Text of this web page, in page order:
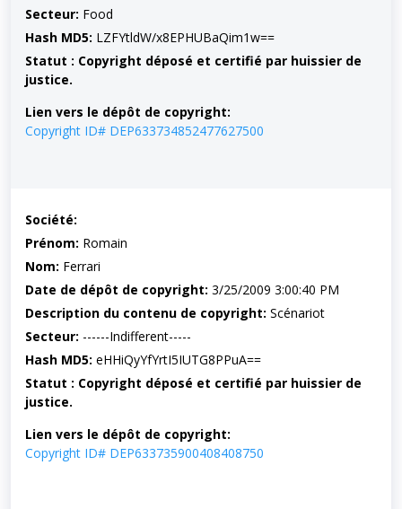
Secteur: Food
Hash MD5: LZFYtldW/x8EPHUBaQim1w==
Statut : Copyright déposé et certifié par huissier de
justice.
Lien vers le dépôt de copyright:
Copyright ID# DEP633734852477627500
Société:
Prénom: Romain
Nom: Ferrari
Date de dépôt de copyright: 3/25/2009 3:00:40 PM
Description du contenu de copyright: Scénariot
Secteur: ------Indifferent-----
Hash MD5: eHHiQyYfYrtI5IUTG8PPuA==
Statut : Copyright déposé et certifié par huissier de
justice.
Lien vers le dépôt de copyright:
Copyright ID# DEP633735900408408750